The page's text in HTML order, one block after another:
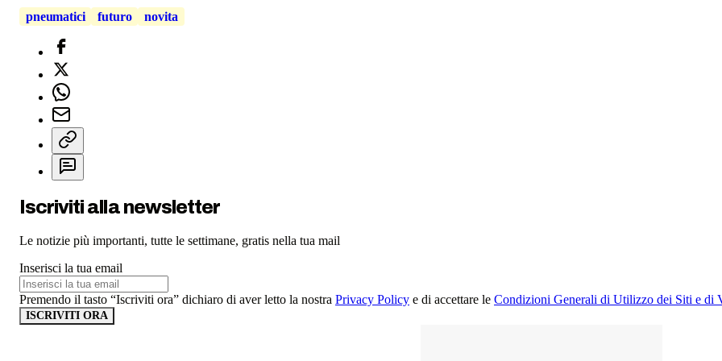
pneumatici
futuro novita
Iscriviti alla newsletter
Le notizie più importanti, tutte le settimane, gratis nella tua mail
Inserisci la tua email
Premendo il tasto “Iscriviti ora” dichiaro di aver letto la nostra Privacy Policy e di accettare le Condizioni Generali di Utilizzo dei Siti e di
ISCRIVITI ORA